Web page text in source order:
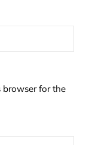
browser for the